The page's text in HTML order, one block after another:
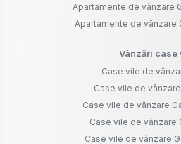
Apartamente de vânzare
Apartamente de vânzare
Vânzări case
Case vile de
Case vile de
Case vile de vânzare
Case vile de vânzare
Case vile de vânzare